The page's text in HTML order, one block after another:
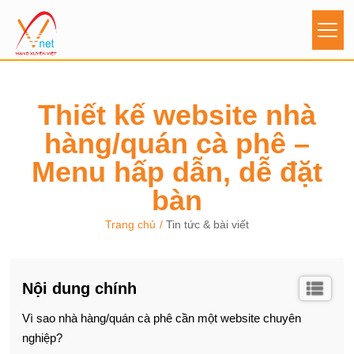
Thiết kế website nhà
hàng/quán cà phê –
Menu hấp dẫn, dễ đặt
bàn
Trang chủ Tin tức & bài viết
Nội dung chính
Vì sao nhà hàng/quán cà phê cần một website chuyên
nghiệp?